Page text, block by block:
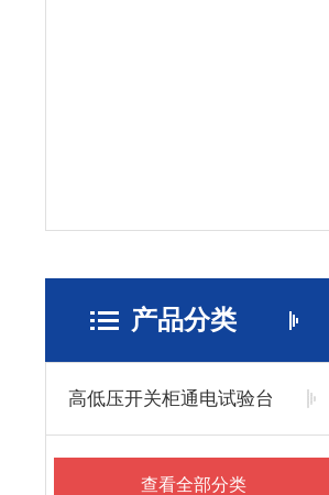
产品分类
高低压开关柜通电试验台
查看全部分类